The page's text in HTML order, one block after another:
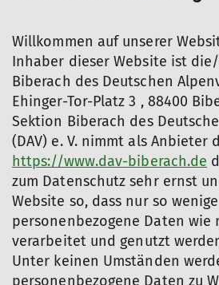
Willkommen auf unserer
Inhaber dieser Website ist
Biberach des Deutschen
Ehinger-Tor-Platz 3 , 88400
Sektion Biberach des
(DAV) e. V. nimmt als Anbieter
https://www.dav-biberach.de
zum Datenschutz sehr ernst
Website so, dass nur so wenige
personenbezogene Daten wie
verarbeitet und genutzt
Unter keinen Umständen
personenbezogene Daten zu